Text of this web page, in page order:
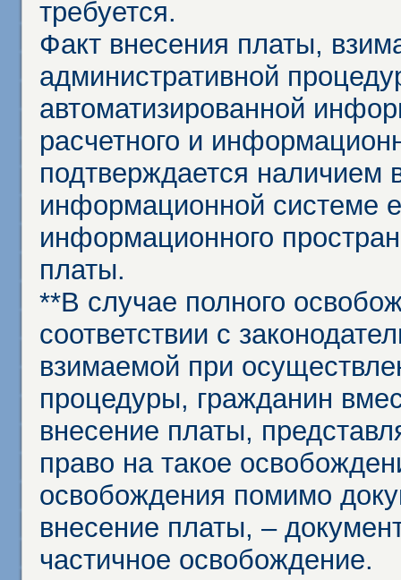
требуется.
Факт внесения платы,
административной
автоматизированной
расчетного и
подтверждается наличием
информационной системе
информационного
платы.
**В случае полного
соответствии с
взимаемой при
процедуры, гражданин
внесение платы,
право на такое
освобождения помимо
внесение платы, –
частичное освобождение.